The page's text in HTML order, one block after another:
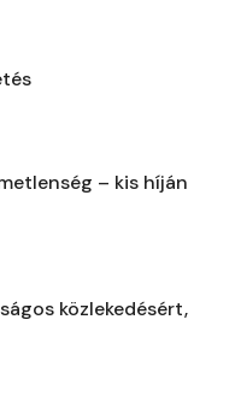
– kis híján
közlekedésért,